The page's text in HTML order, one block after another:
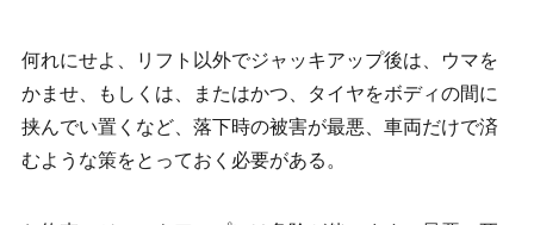
何れにせよ、リフト以外でジャッキアップ後は、ウマを
かませ、もしくは、またはかつ、タイヤをボディの間に
挟んでい置くなど、落下時の被害が最悪、車両だけで済
むような策をとっておく必要がある。